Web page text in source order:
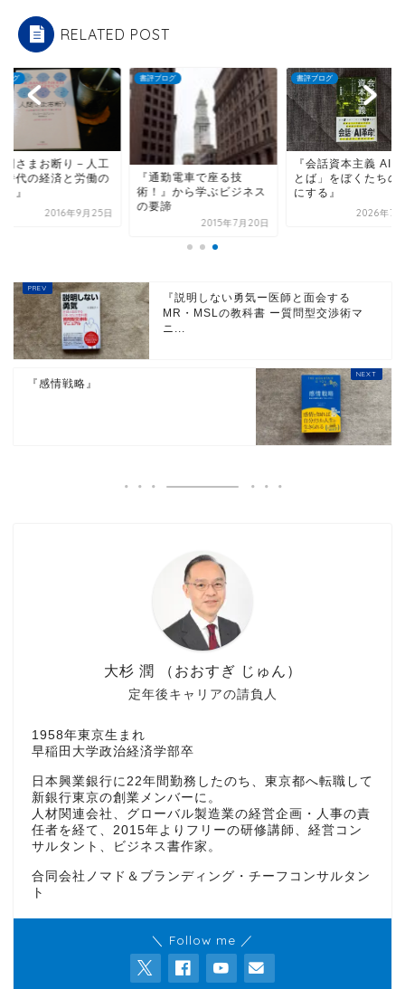
RELATED POST
ログ
間さまお断り－人工
時代の経済と労働の
』
2016年9月25日
書評ブログ
『通勤電車で座る技
術！』から学ぶビジネス
の要諦
2015年7月20日
書評ブログ
『会話資本主義 AI
とば」をぼくたちの
にする』
2026年7
『説明しない勇気ー医師と面会する
MR・MSLの教科書 ー質問型交渉術マ
ニ...
『感情戦略』
定年後キャリアの請負人
大杉 潤 （おおすぎ じゅん）
1958年東京生まれ
早稲田大学政治経済学部卒
日本興業銀行に22年間勤務したのち、東京都へ転職して
新銀行東京の創業メンバーに。
人材関連会社、グローバル製造業の経営企画・人事の責
任者を経て、2015年よりフリーの研修講師、経営コン
サルタント、ビジネス書作家。
合同会社ノマド＆ブランディング・チーフコンサルタン
ト
＼ Follow me ／